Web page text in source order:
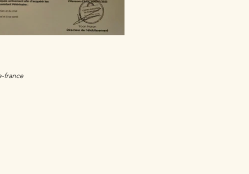
france